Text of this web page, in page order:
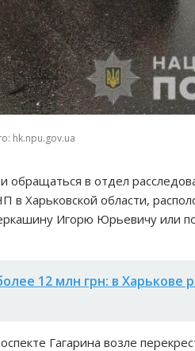
hk.npu.gov.ua
в отдел
в Харьковской области,
Игорю Юрьевичу или
12 млн грн: в Харькове
Гагарина возле